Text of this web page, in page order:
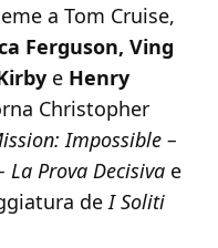
a Tom Cruise,
Ferguson, Ving
e Henry
Christopher
Impossible –
La Prova Decisiva e
deI Soliti